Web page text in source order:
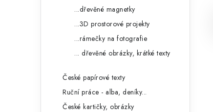
...dřevěné magnetky
...3D prostorové projekty
...rámečky na fotografie
... dřevěné obrázky, krátké texty
České papírové texty
Ruční práce - alba, deníky...
České kartičky, obrázky